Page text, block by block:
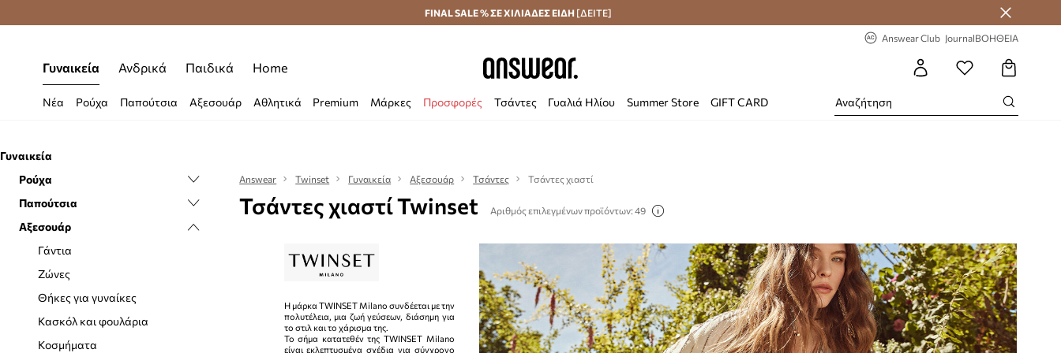
Αποστολή σε 24 ώρες Εξοικονομήστε με το Answear Club
FINAL SALE % ΣΕ ΧΙΛΙΑΔΕΣ ΕΙΔΗ [ΔΕΙΤΕ]
Answear Club JournalΒΟΗΘΕΙΑ
Γυναικεία Ανδρικά Παιδικά Home
Νέα Ρούχα Παπούτσια Αξεσουάρ Αθλητικά Premium Μάρκες Προσφορές Τσάντες Γυαλιά Ηλίου Summer Store GIFT CARD
Γυναικεία
Ρούχα
Εσώρουχα
Μαγιό
Μπλούζες και πουκάμισα
Μπουφάν
Ολόσωμες φόρμες
Παντελόνια και κολάν
Πουλόβερ
Παπούτσια
Casual και μοκασίνια
Sneakers
Μπαλαρίνες
Μποτάκια
Μπότες χιονιού
Μπότες
Αξεσουάρ
Γάντια
Ζώνες
Θήκες για γυναίκες
Κασκόλ και φουλάρια
Κοσμήματα
Answear Twinset Γυναικεία Αξεσουάρ Τσάντες Τσάντες χιαστί
Τσάντες χιαστί Twinset Αριθμός επιλεγμένων προϊόντων: 49
Η μάρκα TWINSET Milano συνδέεται με την
πολυτέλεια, μια ζωή γεύσεων, διάσημη για
το στιλ και το χάρισμα της.
Το σήμα κατατεθέν της TWINSET Milano
είναι εκλεπτυσμένα σχέδια για σύγχρονο